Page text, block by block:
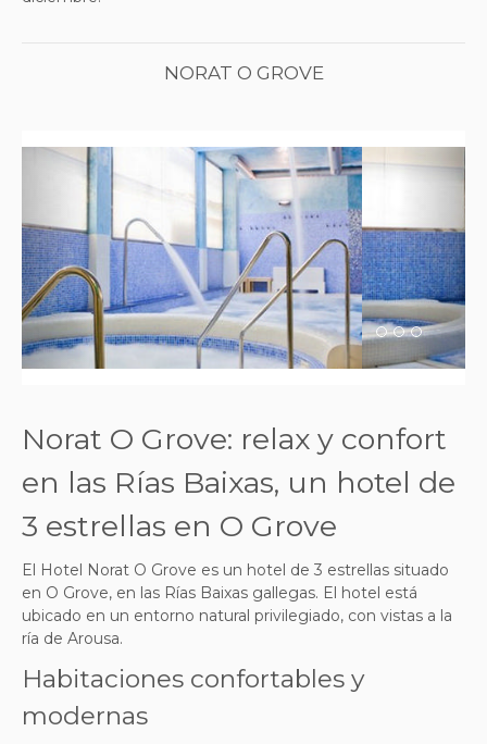
NORAT O GROVE
Previous Next
Norat O Grove: relax y confort
en las Rías Baixas, un hotel de
3 estrellas en O Grove
El Hotel Norat O Grove es un hotel de 3 estrellas situado
en O Grove, en las Rías Baixas gallegas. El hotel está
ubicado en un entorno natural privilegiado, con vistas a la
ría de Arousa.
Habitaciones confortables y
modernas